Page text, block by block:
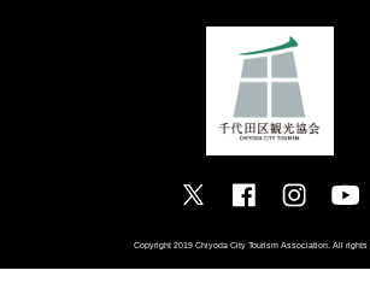
Copyright 2019 Chiyoda City Tourism Association. All rights